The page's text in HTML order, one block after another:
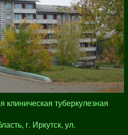
клиническая туберкулезная
г. Иркутск, ул.